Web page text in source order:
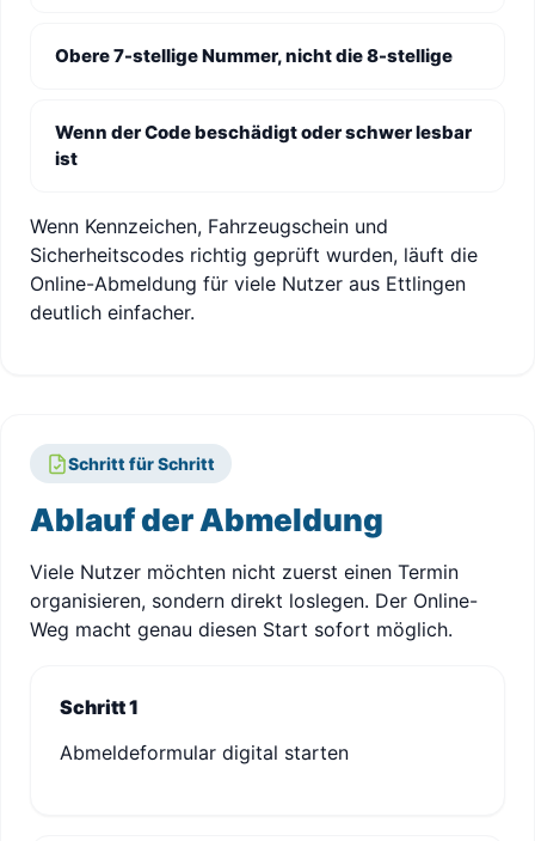
Obere 7-stellige Nummer, nicht die 8-stellige
Wenn der Code beschädigt oder schwer lesbar
ist
Wenn Kennzeichen, Fahrzeugschein und
Sicherheitscodes richtig geprüft wurden, läuft die
Online-Abmeldung für viele Nutzer aus Ettlingen
deutlich einfacher.
Schritt für Schritt
Ablauf der Abmeldung
Viele Nutzer möchten nicht zuerst einen Termin
organisieren, sondern direkt loslegen. Der Online-
Weg macht genau diesen Start sofort möglich.
Schritt 1
Abmeldeformular digital starten